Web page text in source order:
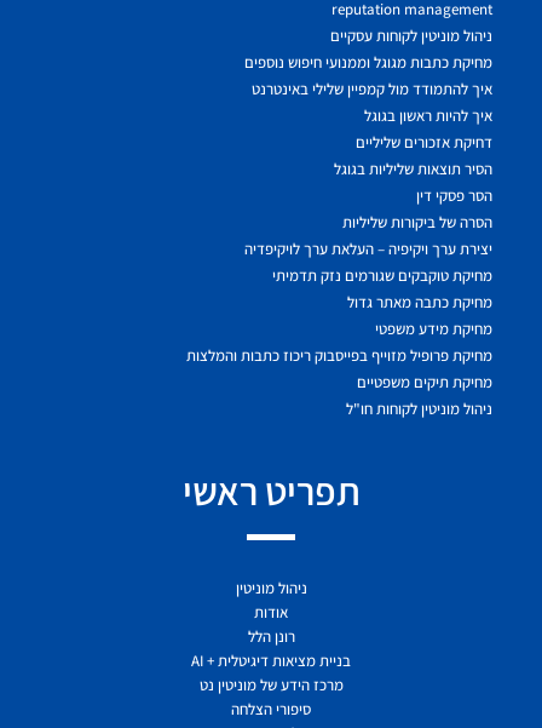
reputation management
ניהול מוניטין לקוחות עסקיים
מחיקת כתבות מגוגל וממנועי חיפוש נוספים
איך להתמודד מול קמפיין שלילי באינטרנט
איך להיות ראשון בגוגל
דחיקת אזכורים שליליים
הסיר תוצאות שליליות בגוגל
הסר פסקי דין
הסרה של ביקורות שליליות
יצירת ערך ויקיפיה – העלאת ערך לויקיפדיה
מחיקת טוקבקים שגורמים נזק תדמיתי
מחיקת כתבה מאתר גדול
מחיקת מידע משפטי
מחיקת פרופיל מזוייף בפייסבוק ריכוז כתבות והמלצות
מחיקת תיקים משפטיים
ניהול מוניטין לקוחות חו"ל
תפריט ראשי
ניהול מוניטין
אודות
רונן הלל
בניית מציאות דיגיטלית + AI
מרכז הידע של מוניטין נט
סיפורי הצלחה